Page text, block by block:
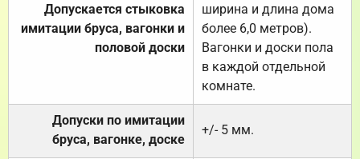
Допускается стыковка
имитации бруса, вагонки и
половой доски
ширина и длина дома
более 6,0 метров).
Вагонки и доски пола
в каждой отдельной
комнате.
Допуски по имитации
бруса, вагонке, доске
+/- 5 мм.